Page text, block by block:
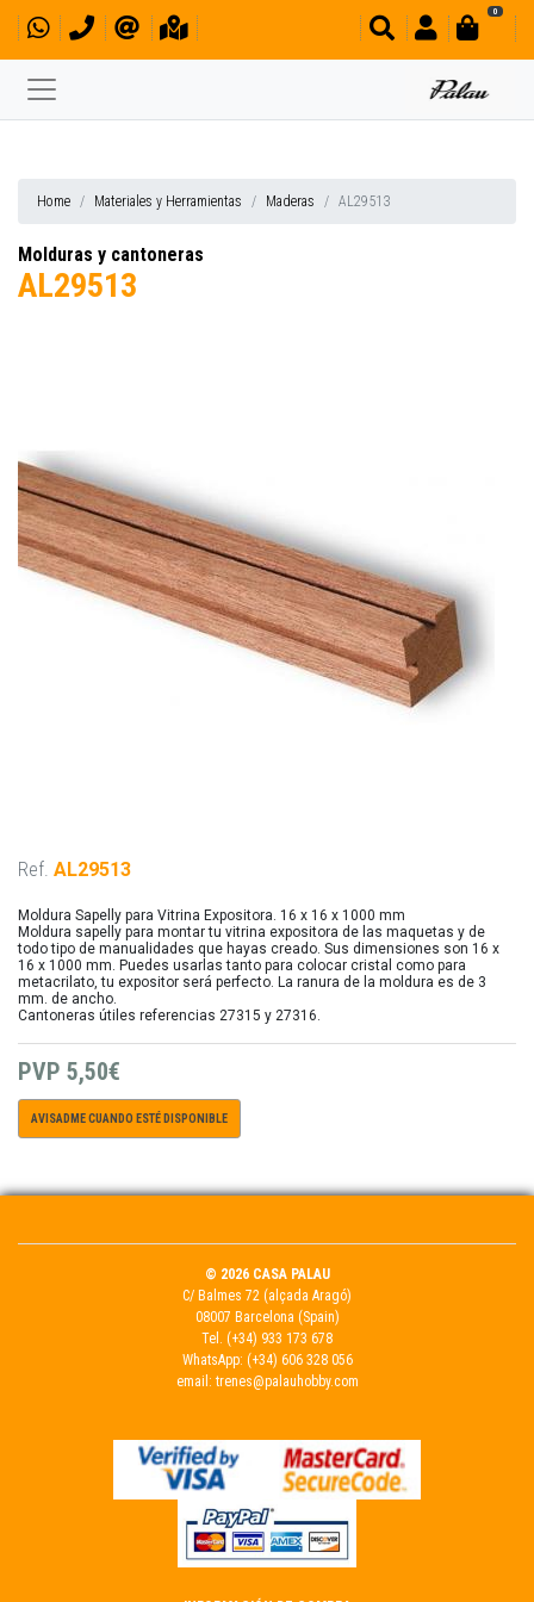
0
Home Materiales y Herramientas Maderas AL29513
Molduras y cantoneras
AL29513
Ref. AL29513
Moldura Sapelly para Vitrina Expositora. 16 x 16 x 1000 mm
Moldura sapelly para montar tu vitrina expositora de las maquetas y de
todo tipo de manualidades que hayas creado. Sus dimensiones son 16 x
16 x 1000 mm. Puedes usarlas tanto para colocar cristal como para
metacrilato, tu expositor será perfecto. La ranura de la moldura es de 3
mm. de ancho.
Cantoneras útiles referencias 27315 y 27316.
PVP 5,50€
AVISADME CUANDO ESTÉ DISPONIBLE
© 2026 CASA PALAU
C/ Balmes 72 (alçada Aragó)
08007 Barcelona (Spain)
Tel. (+34) 933 173 678
WhatsApp: (+34) 606 328 056
email: trenes@palauhobby.com